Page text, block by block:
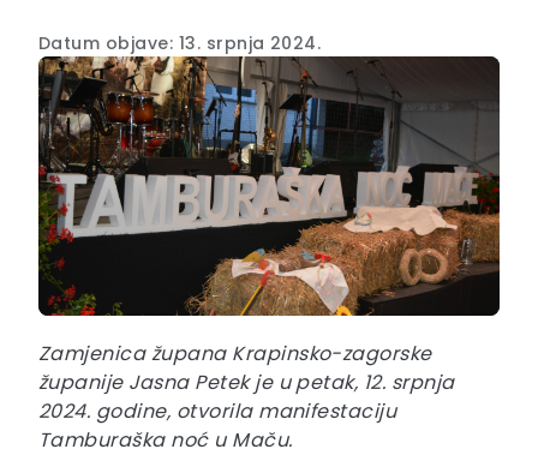
Datum objave: 13. srpnja 2024.
Zamjenica župana Krapinsko-zagorske
županije Jasna Petek je u petak, 12. srpnja
2024. godine, otvorila manifestaciju
Tamburaška noć u Maču.